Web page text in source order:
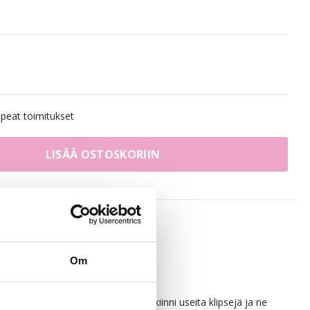
Om
toimitukset
LISÄÄ OSTOSKORIIN
Jokaiseen osioon on ommeltu kiinni useita klipsejä ja ne